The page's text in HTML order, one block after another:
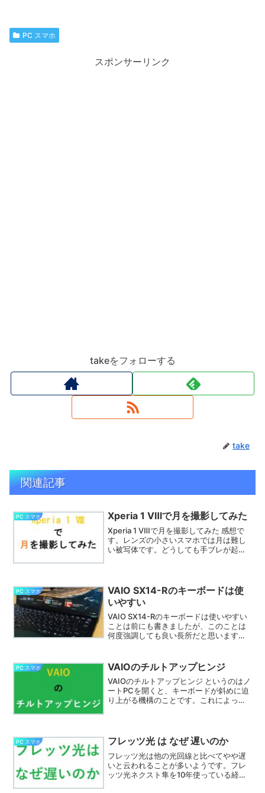
PC スマホ
スポンサーリンク
takeをフォローする
take
関連記事
PC スマホ Xperia 1 Ⅷで月を撮影してみた
Xperia 1 Ⅷで月を撮影してみた 感想で
す。レンズの小さいスマホでは月は難し
い被写体です。どうしても手ブレが起き
してみました。
PC スマホ
VAIO SX14-Rのキーボードは使
いやすい
VAIO SX14-Rのキーボードは使いやすい
ことは前にも書きましたが、このことは
何度強調しても良い長所だと思います。
い易いです。キーのタッチの軽さ、キー
ボードの剛性、傾斜など実によく考えら
れています。
PC スマホ VAIOのチルトアップヒンジ
VAIOのチルトアップヒンジ というのはノ
ートPCを開くと、キーボードが斜めに迫
り上がる機構のことです。これによって
PC スマホ フレッツ光 は なぜ 遅いのか
フレッツ光は他の光回線と比べてやや遅
いと云われることが多いようです。フレ
ッツ光ネクスト隼を10年使っている経験